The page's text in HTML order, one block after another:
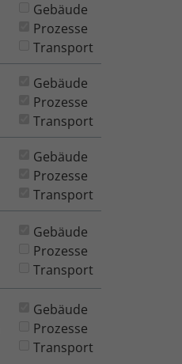
Gebäude
Prozesse
Transport
Gebäude
Prozesse
Transport
Gebäude
Prozesse
Transport
Gebäude
Prozesse
Transport
Gebäude
Prozesse
Transport